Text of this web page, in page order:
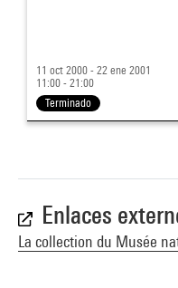
11 oct 2000 - 22 ene 2001
11:00 - 21:00
Terminado
Enlaces
La collection du Musée